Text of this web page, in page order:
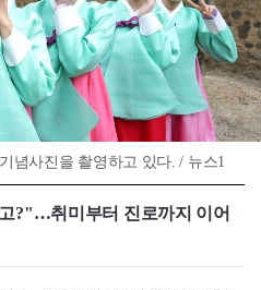
념사진을 촬영하고 있다. / 뉴스1
?"…취미부터 진로까지 이어